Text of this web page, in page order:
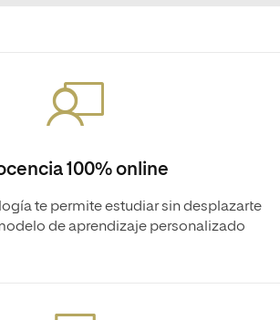
100% online
te permite estudiar sin desplazarte
de aprendizaje personalizado